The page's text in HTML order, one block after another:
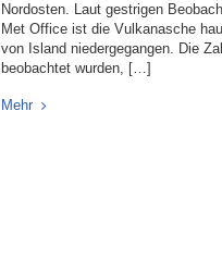
Nordosten. Laut gestrigen
Met Office ist die Vulkanasche
von Island niedergegangen. Die
beobachtet wurden, […]
Mehr